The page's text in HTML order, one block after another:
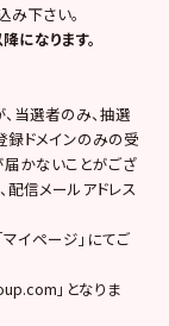
下さい。
になります。
当選者のみ、抽選
録ドメインのみの受
届かないことがござ
配信メールアドレス
イページ」にてご
」となりま